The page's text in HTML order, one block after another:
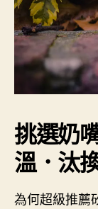
挑選奶
溫．汰
為何超級推薦